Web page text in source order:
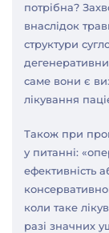
потрібна?
внаслідок
структури
саме вони є
лікування
Також при
у питанні:
ефективність
коли таке
разі значних